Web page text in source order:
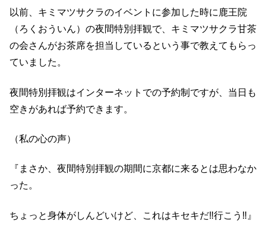
以前、キミマツサクラのイベントに参加した時に鹿王院
（ろくおういん）の夜間特別拝観で、キミマツサクラ甘茶
の会さんがお茶席を担当しているという事で教えてもらっ
ていました。
夜間特別拝観はインターネットでの予約制ですが、当日も
空きがあれば予約できます。
（私の心の声）
『まさか、夜間特別拝観の期間に京都に来るとは思わなか
った。
ちょっと身体がしんどいけど、これはキセキだ‼︎行こう‼︎』